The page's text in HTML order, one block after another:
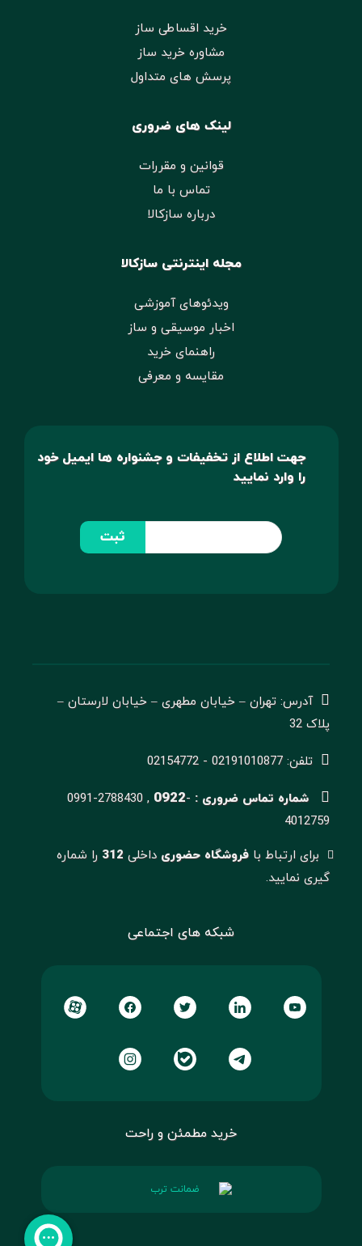
خرید اقساطی ساز
مشاوره خرید ساز
پرسش های متداول
لینک های ضروری
قوانین و مقررات
تماس با ما
درباره سازکالا
مجله اینترنتی سازکالا
ویدئوهای آموزشی
اخبار موسیقی و ساز
راهنمای خرید
مقایسه و معرفی
جهت اطلاع از تخفیفات و جشنواره ها ایمیل خود
را وارد نمایید
ثبت
آدرس: تهران – خیابان مطهری – خیابان لارستان –
پلاک 32
تلفن: 02191010877 - 02154772
شماره تماس ضروری : 0991-2788430 , 0922-
4012759
برای ارتباط با فروشگاه حضوریداخلی 312 را شماره
گیری نمایید.
شبکه های اجتماعی
خرید مطمئن و راحت